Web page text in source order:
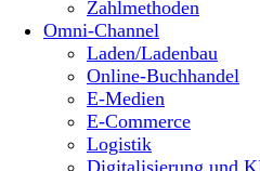
Zahlmethoden
Omni-Channel
Laden/Ladenbau
Online-Buchhandel
E-Medien
E-Commerce
Logistik
Digitalisierung und